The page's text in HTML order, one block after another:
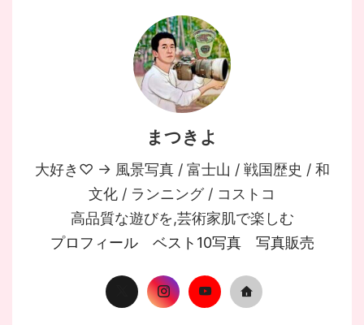
まつきよ
大好き♡ → 風景写真 / 富士山 / 戦国歴史 / 和
文化 / ランニング / コストコ
高品質な遊びを,芸術家肌で楽しむ
プロフィール
ベスト10写真 写真販売